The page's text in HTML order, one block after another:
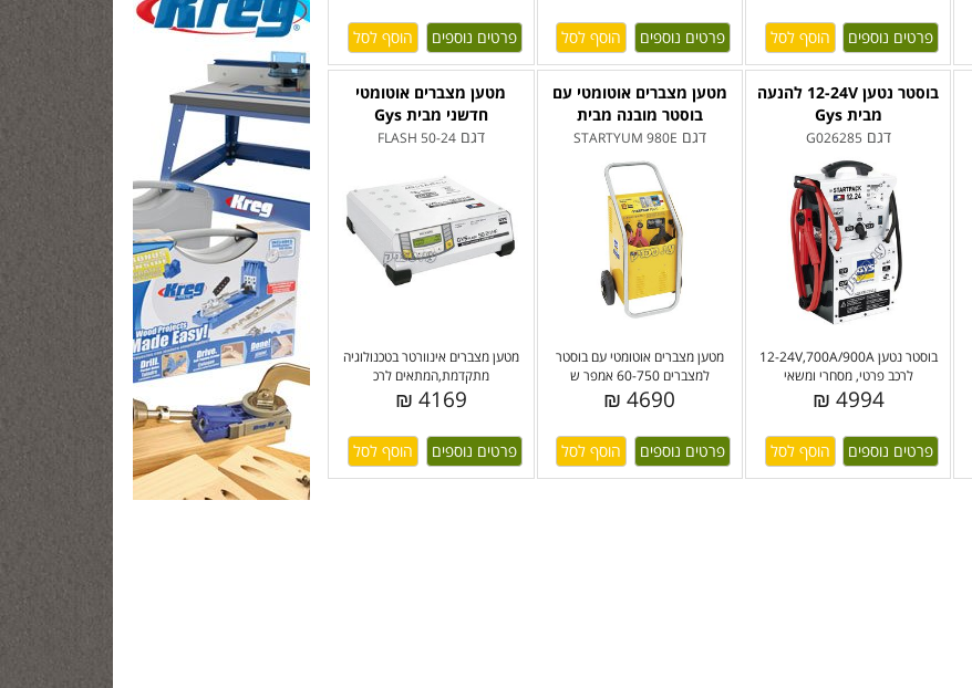
פרטים נוספים פרטים נוספים פרטים נוספים
מטען מצברים אוטומטי
חדשני מבית Gys
דגםFLASH 50-24
מטען מצברים אינוורטר בטכנולוגיה
מתקדמת,המתאים לרכ
4169 ₪
פרטים נוספים
מטען מצברים אוטומטי עם
בוסטר מובנה מבית
דגם STARTYUM 980E
מטען מצברים אוטומטי עם בוסטר
למצברים 60-750 אמפר ש
4690 ₪
פרטים נוספים
בוסטר נטען 12-24V להנעה
מבית Gys
דגם G026285
בוסטר נטען 12-24V,700A/900A
לרכב פרטי, מסחרי ומשאי
4994 ₪
פרטים נוספים